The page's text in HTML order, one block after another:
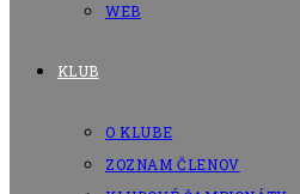
WEB
KLUB
O KLUBE
ZOZNAM ČLENOV